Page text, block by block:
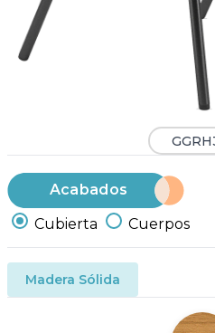
Acabados
Cubierta
Cuerpos
Madera Sólida